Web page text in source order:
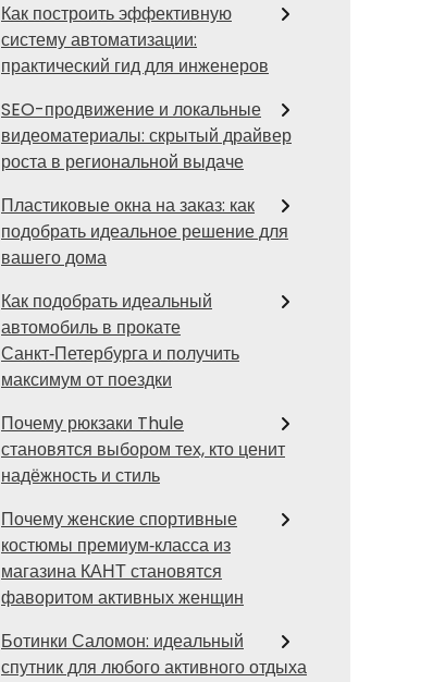
Как построить эффективную
систему автоматизации:
практический гид для инженеров
SEO-продвижение и локальные
видеоматериалы: скрытый драйвер
роста в региональной выдаче
Пластиковые окна на заказ: как
подобрать идеальное решение для
вашего дома
Как подобрать идеальный
автомобиль в прокате
Санкт‑Петербурга и получить
максимум от поездки
Почему рюкзаки Thule
становятся выбором тех, кто ценит
надёжность и стиль
Почему женские спортивные
костюмы премиум‑класса из
магазина КАНТ становятся
фаворитом активных женщин
Ботинки Саломон: идеальный
спутник для любого активного отдыха